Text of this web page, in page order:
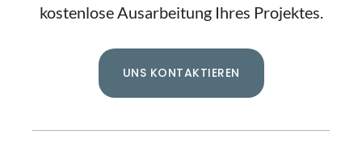
kostenlose Ausarbeitung Ihres Projektes.
UNS KONTAKTIEREN